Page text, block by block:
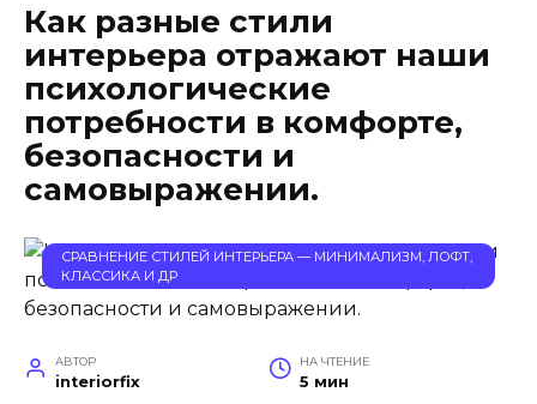
Как разные стили
интерьера отражают наши
психологические
потребности в комфорте,
безопасности и
самовыражении.
СРАВНЕНИЕ СТИЛЕЙ ИНТЕРЬЕРА — МИНИМАЛИЗМ, ЛОФТ,
КЛАССИКА И ДР
АВТОР
interiorfix
НА ЧТЕНИЕ
5 мин